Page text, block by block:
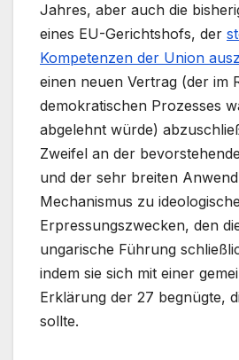
Jahres, aber auch die
eines EU-Gerichtshofs, der
Kompetenzen der Union
einen neuen Vertrag (der im
demokratischen Prozesses
abgelehnt würde)
Zweifel an der
und der sehr breiten
Mechanismus zu
Erpressungszwecken, den
ungarische Führung
indem sie sich mit einer
Erklärung der 27 begnügte,
sollte.